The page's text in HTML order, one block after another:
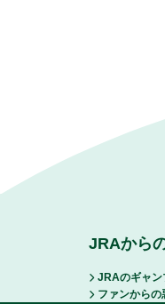
JRAから
JRAのギャン
ファンから